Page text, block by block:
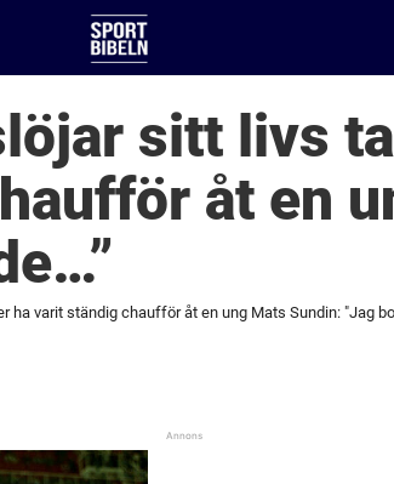
sitt livs
åt en
ha varit ständig chaufför åt en ung Mats Sundin: "Jag